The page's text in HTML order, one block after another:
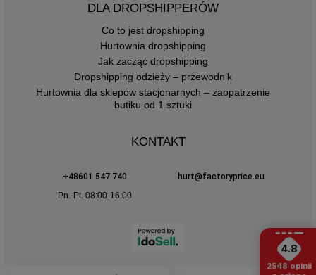
DLA DROPSHIPPERÓW
Co to jest dropshipping
Hurtownia dropshipping
Jak zacząć dropshipping
Dropshipping odzieży – przewodnik
Hurtownia dla sklepów stacjonarnych – zaopatrzenie
butiku od 1 sztuki
KONTAKT
+48601 547 740
hurt@factoryprice.eu
Pn.-Pt. 08:00-16:00
4.8
2548 opinii